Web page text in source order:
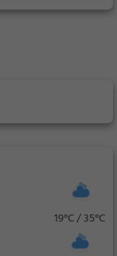
19°C / 35°C